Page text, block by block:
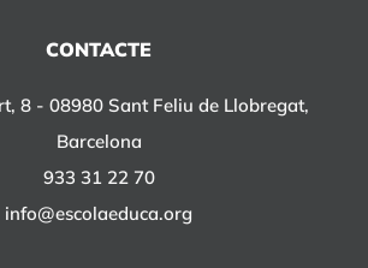
CONTACTE
8 - 08980 Sant Feliu de Llobregat,
Barcelona
933 31 22 70
info@escolaeduca.org